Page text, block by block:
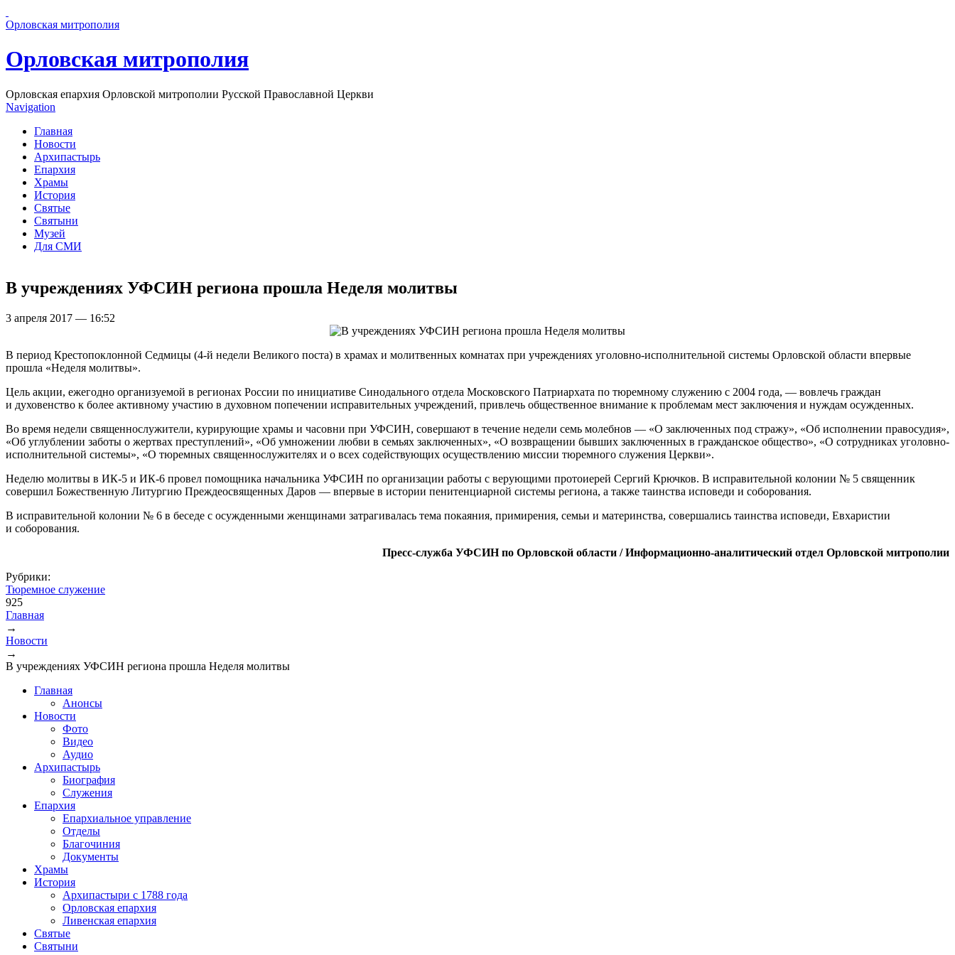
Орловская митрополия
Орловская митрополия
Орловская епархия Орловской митрополии Русской Православной Церкви
Navigation
Главная
Новости
Архипастырь
Епархия
Храмы
История
Святые
Святыни
Музей
Для СМИ
В учреждениях УФСИН региона прошла Неделя молитвы
3 апреля 2017 — 16:52
В период Крестопоклонной Седмицы (4-й недели Великого поста) в храмах и молитвенных комнатах при учреждениях уголовно-исполнительной системы Орловской области впервые
прошла «Неделя молитвы».
Цель акции, ежегодно организуемой в регионах России по инициативе Синодального отдела Московского Патриархата по тюремному служению с 2004 года, — вовлечь граждан
и духовенство к более активному участию в духовном попечении исправительных учреждений, привлечь общественное внимание к проблемам мест заключения и нуждам осужденных.
Во время недели священнослужители, курирующие храмы и часовни при УФСИН, совершают в течение недели семь молебнов — «О заключенных под стражу», «Об исполнении правосудия»,
«Об углублении заботы о жертвах преступлений», «Об умножении любви в семьях заключенных», «О возвращении бывших заключенных в гражданское общество», «О сотрудниках уголовно-
исполнительной системы», «О тюремных священнослужителях и о всех содействующих осуществлению миссии тюремного служения Церкви».
Неделю молитвы в ИК-5 и ИК-6 провел помощника начальника УФСИН по организации работы с верующими протоиерей Сергий Крючков. В исправительной колонии № 5 священник
совершил Божественную Литургию Преждеосвященных Даров — впервые в истории пенитенциарной системы региона, а также таинства исповеди и соборования.
В исправительной колонии № 6 в беседе с осужденными женщинами затрагивалась тема покаяния, примирения, семьи и материнства, совершались таинства исповеди, Евхаристии
и соборования.
Пресс-служба УФСИН по Орловской области / Информационно-аналитический отдел Орловской митрополии
Рубрики:
Тюремное служение
925
Вы здесь
Главная
→
Новости
→
В учреждениях УФСИН региона прошла Неделя молитвы
Главная
Анонсы
Новости
Фото
Видео
Аудио
Архипастырь
Биография
Служения
Епархия
Епархиальное управление
Отделы
Благочиния
Документы
Храмы
История
Архипастыри с 1788 года
Орловская епархия
Ливенская епархия
Святые
Святыни